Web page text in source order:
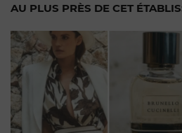
AU PLUS PRÈS DE CET